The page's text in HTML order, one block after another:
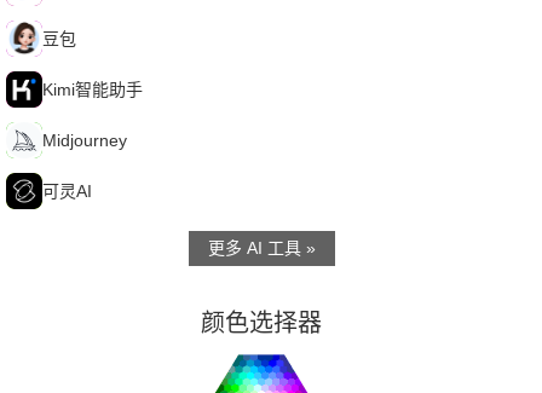
豆 豆包
K Kimi智能助手
M Midjourney
可 可灵AI
更多 AI 工具 »
颜色选择器